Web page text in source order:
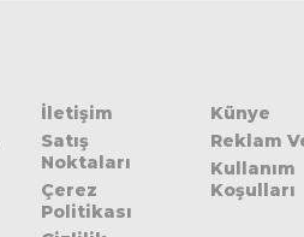
İletişim
Satış
Noktaları
Çerez
Politikası
Künye
Reklam
Kullanım
Koşulları